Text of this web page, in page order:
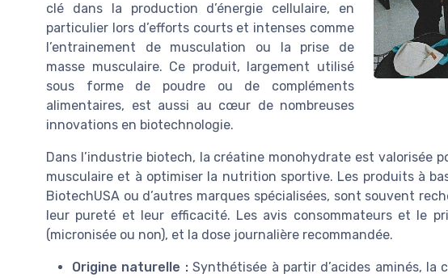
clé dans la production d’énergie cellulaire, en
particulier lors d’efforts courts et intenses comme
l’entrainement de musculation ou la prise de
masse musculaire. Ce produit, largement utilisé
sous forme de poudre ou de compléments
alimentaires, est aussi au cœur de nombreuses
innovations en biotechnologie.
Dans l’industrie biotech, la créatine monohydrate est valorisée
musculaire et à optimiser la nutrition sportive. Les produits à
BiotechUSA ou d’autres marques spécialisées, sont souvent
leur pureté et leur efficacité. Les avis consommateurs et le
(micronisée ou non), et la dose journalière recommandée.
Origine naturelle :Synthétisée à partir d’acides aminés, la